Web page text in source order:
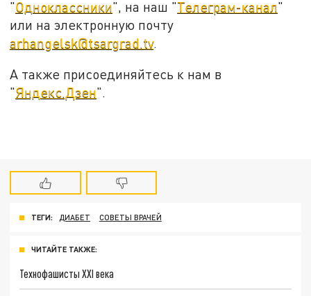
"Одноклассники", на наш "Телеграм-канал"
или на электронную почту
arhangelsk@tsargrad.tv.
А также присоединяйтесь к нам в
"Яндекс.Дзен".
ТЕГИ: ДИАБЕТ СОВЕТЫ ВРАЧЕЙ
ЧИТАЙТЕ ТАКЖЕ:
Технофашисты XXI века